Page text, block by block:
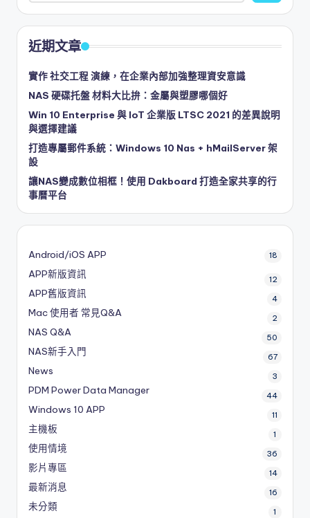
近期文章
實作 社交工程 演練，在企業內部加強整理資安意識
NAS 硬碟托盤 材料大比拚：金屬與塑膠哪個好
Win 10 Enterprise 與 IoT 企業版 LTSC 2021 的差異說明
與選擇建議
打造專屬郵件系統：Windows 10 Nas + hMailServer 架
設
讓NAS變成數位相框！使用 Dakboard 打造全家共享的行
事曆平台
Android/iOS APP 18
APP新版資訊 12
APP舊版資訊 4
Mac 使用者 常見Q&A 2
NAS Q&A 50
NAS新手入門 67
News 3
PDM Power Data Manager 44
Windows 10 APP 11
主機板 1
使用情境 36
影片專區 14
最新消息 16
未分類 1